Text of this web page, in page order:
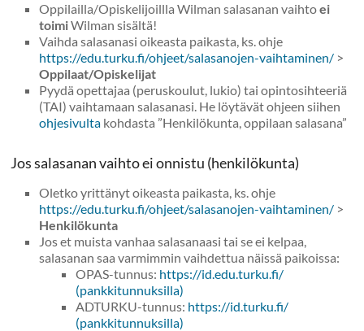
Oppilailla/Opiskelijoillla Wilman salasanan vaihtoei
toimiWilman sisältä!
Vaihda salasanasi oikeasta paikasta, ks. ohje
https://edu.turku.fi/ohjeet/salasanojen-vaihtaminen/ >
Oppilaat/Opiskelijat
Pyydä opettajaa (peruskoulut, lukio) tai opintosihteeriä
(TAI) vaihtamaan salasanasi. He löytävät ohjeen siihen
ohjesivulta kohdasta ”Henkilökunta, oppilaan salasana”
Jos salasanan vaihto ei onnistu (henkilökunta)
Oletko yrittänyt oikeasta paikasta, ks. ohje
https://edu.turku.fi/ohjeet/salasanojen-vaihtaminen/ >
Henkilökunta
Jos et muista vanhaa salasanaasi tai se ei kelpaa,
salasanan saa varmimmin vaihdettua näissä paikoissa:
OPAS-tunnus: https://id.edu.turku.fi/
(pankkitunnuksilla)
ADTURKU-tunnus: https://id.turku.fi/
(pankkitunnuksilla)